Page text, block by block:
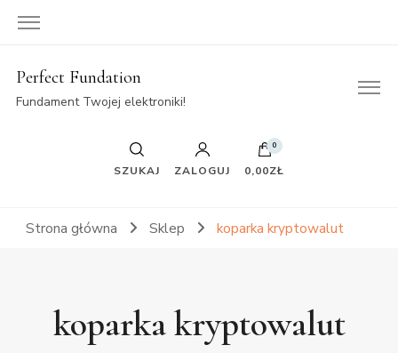
Perfect Fundation
Fundament Twojej elektroniki!
SZUKAJ ZALOGUJ
0
0,00ZŁ
Strona główna Sklep koparka kryptowalut
koparka kryptowalut